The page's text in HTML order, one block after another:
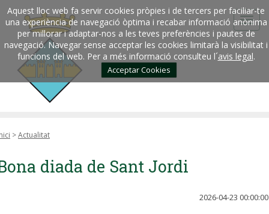
Aquest lloc web fa servir cookies pròpies i de tercers per faciliar-te
una experiència de navegació òptima i recabar informació anònima
per millorar i adaptar-nos a les teves preferències i pautes de
navegació. Navegar sense acceptar les cookies limitarà la visibilitat i
funcions del web. Per a més informació consulteu l´avis legal.
Acceptar Cookies
>Actualitat
diada de Sant Jordi
2026-04-23 00:00:00